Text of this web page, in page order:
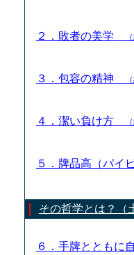
２．敗者の美学
３．包容の精神
４．潔い負け方
５．牌品高（パイ
その哲学とは？（
６．手牌とともに